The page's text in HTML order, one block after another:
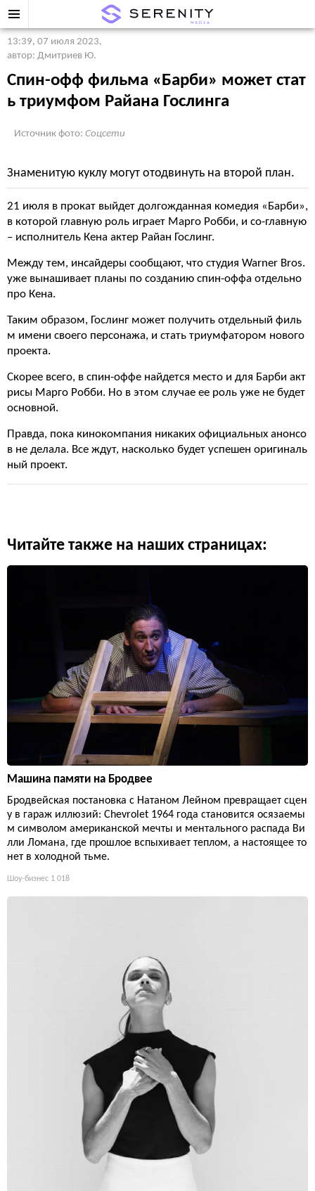
13:39, 07 июля 2023,
автор: Дмитриев Ю.
Спин-офф фильма «Барби» может стат
ь триумфом Райана Гослинга
Источник фото: Соцсети
Знаменитую куклу могут отодвинуть на второй план.
21 июля в прокат выйдет долгожданная комедия «Барби»,
в которой главную роль играет Марго Робби, и со-главную
– исполнитель Кена актер Райан Гослинг.
Между тем, инсайдеры сообщают, что студия Warner Bros.
уже вынашивает планы по созданию спин-оффа отдельно
про Кена.
Таким образом, Гослинг может получить отдельный филь
м имени своего персонажа, и стать триумфатором нового
проекта.
Скорее всего, в спин-оффе найдется место и для Барби акт
рисы Марго Робби. Но в этом случае ее роль уже не будет
основной.
Правда, пока кинокомпания никаких официальных анонсо
в не делала. Все ждут, насколько будет успешен оригиналь
ный проект.
Читайте также на наших страницах:
Машина памяти на Бродвее
Бродвейская постановка с Натаном Лейном превращает сцен
у в гараж иллюзий: Chevrolet 1964 года становится осязаемы
м символом американской мечты и ментального распада Ви
лли Ломана, где прошлое вспыхивает теплом, а настоящее то
нет в холодной тьме.
Шоу-бизнес 1 018